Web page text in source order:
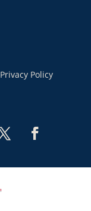
Privacy Policy